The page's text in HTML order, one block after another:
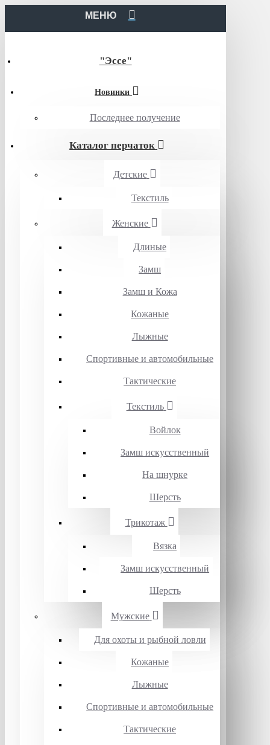
МЕНЮ
"Эссе"
Новинки
Последнее получение
Каталог перчаток
Детские
Текстиль
Женские
Длиные
Замш
Замш и Кожа
Кожаные
Лыжные
Спортивные и автомобильные
Тактические
Текстиль
Войлок
Замш искусственный
На шнурке
Шерсть
Трикотаж
Вязка
Замш искусственный
Шерсть
Мужские
Для охоты и рыбной ловли
Кожаные
Лыжные
Спортивные и автомобильные
Тактические